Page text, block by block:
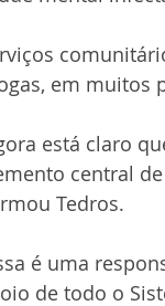
em muitos
está claro
central
Tedros.
é uma
de todo o